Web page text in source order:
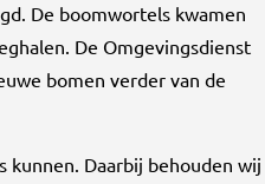
De boomwortels kwamen
De Omgevingsdienst
bomen verder van de
Daarbij behouden wij